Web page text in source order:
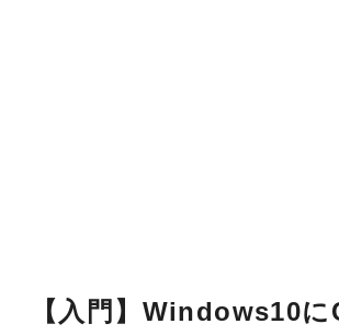
【入門】Windows10